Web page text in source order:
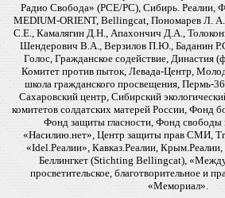
Радио Свобода» (PCE/PC), Сибирь. Реалии,
MEDIUM-ORIENT, Bellingcat, Пономарев Л.
С.Е., Камалягин Д.Н., Апахончич Д.А.,
Шендерович В.А., Верзилов П.Ю., Баданин
Голос, Гражданское содействие, Династия
Комитет против пыток, Левада-Центр,
школа гражданского просвещения, Пермь-
Сахаровский центр, Сибирский
комитетов солдатских матерей России, Фонд
Фонд защиты гласности, Фонд
«Насилию.нет», Центр защиты прав СМИ,
«Idel.Реалии», Кавказ.Реалии,
Беллингкет (Stichting Bellingcat),
просветительское, благотворительное и
«Мемориал».